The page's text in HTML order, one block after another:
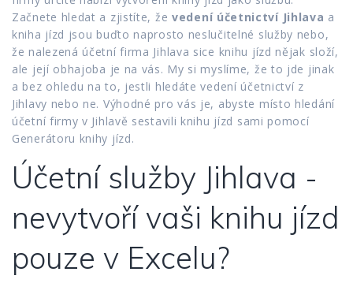
Začnete hledat a zjistíte, že vedení účetnictví Jihlava a
kniha jízd jsou buďto naprosto neslučitelné služby nebo,
že nalezená účetní firma Jihlava sice knihu jízd nějak složí,
ale její obhajoba je na vás. My si myslíme, že to jde jinak
a bez ohledu na to, jestli hledáte vedení účetnictví z
Jihlavy nebo ne. Výhodné pro vás je, abyste místo hledání
účetní firmy v Jihlavě sestavili knihu jízd sami pomocí
Generátoru knihy jízd.
Účetní služby Jihlava -
nevytvoří vaši knihu jízd
pouze v Excelu?